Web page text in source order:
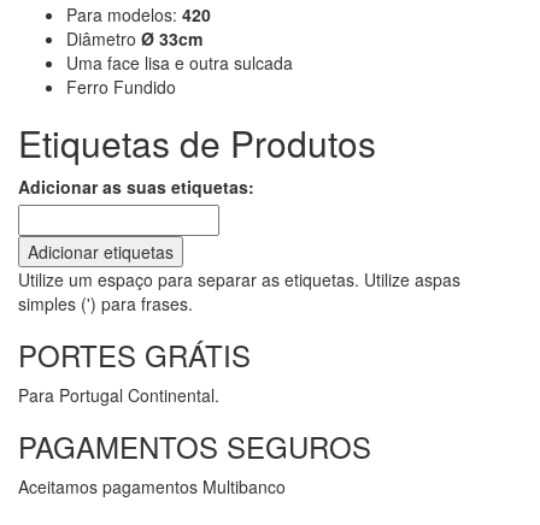
Para modelos: 420
Diâmetro Ø 33cm
Uma face lisa e outra sulcada
Ferro Fundido
Etiquetas de Produtos
Adicionar as suas etiquetas:
Adicionar etiquetas
Utilize um espaço para separar as etiquetas. Utilize aspas
simples (') para frases.
PORTES GRÁTIS
Para Portugal Continental.
PAGAMENTOS SEGUROS
Aceitamos pagamentos Multibanco